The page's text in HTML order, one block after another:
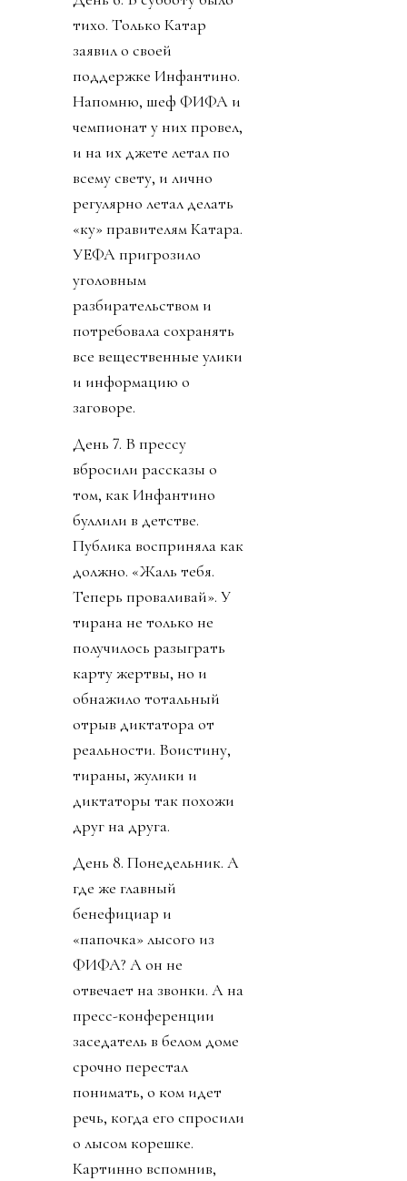
тихо. Только Катар
заявил о своей
поддержке Инфантино.
Напомню, шеф ФИФА и
чемпионат у них провел,
и на их джете летал по
всему свету, и лично
регулярно летал делать
«ку» правителям Катара.
УЕФА пригрозило
уголовным
разбирательством и
потребовала сохранять
все вещественные улики
и информацию о
заговоре.
День 7. В прессу
вбросили рассказы о
том, как Инфантино
буллили в детстве.
Публика восприняла как
должно. «Жаль тебя.
Теперь проваливай». У
тирана не только не
получилось разыграть
карту жертвы, но и
обнажило тотальный
отрыв диктатора от
реальности. Воистину,
тираны, жулики и
диктаторы так похожи
друг на друга.
День 8. Понедельник. А
где же главный
бенефициар и
«папочка» лысого из
ФИФА? А он не
отвечает на звонки. А на
пресс-конференции
заседатель в белом доме
срочно перестал
понимать, о ком идет
речь, когда его спросили
о лысом корешке.
Картинно вспомнив,